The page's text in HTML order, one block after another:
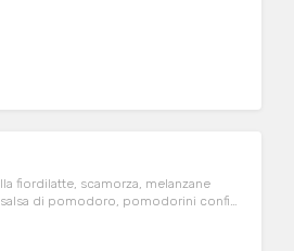
fiordilatte, scamorza, melanzane
di pomodoro, pomodorini confit